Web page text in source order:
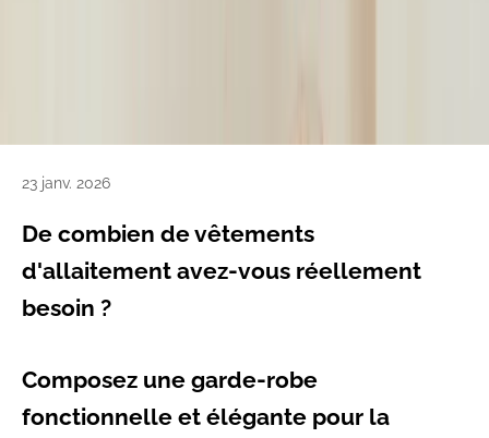
23 janv. 2026
De combien de vêtements
d'allaitement avez-vous réellement
besoin ?
Composez une garde-robe
fonctionnelle et élégante pour la